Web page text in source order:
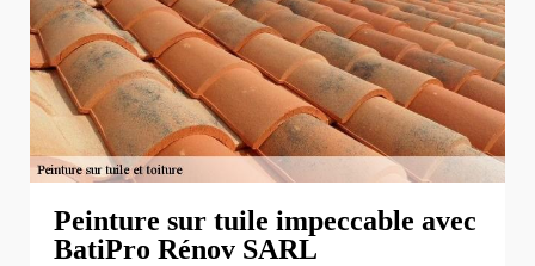
Peinture sur tuile impeccable avec
BatiPro Rénov SARL